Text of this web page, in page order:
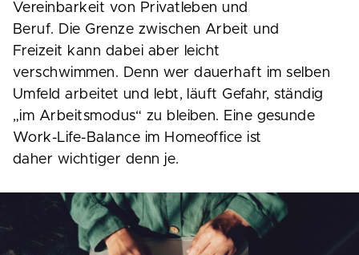
Vereinbarkeit von Privatleben und
Beruf. Die Grenze zwischen Arbeit und
Freizeit kann dabei aber leicht
verschwimmen. Denn wer dauerhaft im selben
Umfeld arbeitet und lebt, läuft Gefahr, ständig
„im Arbeitsmodus“ zu bleiben. Eine gesunde
Work-Life-Balance im Homeoffice ist
daher wichtiger denn je.